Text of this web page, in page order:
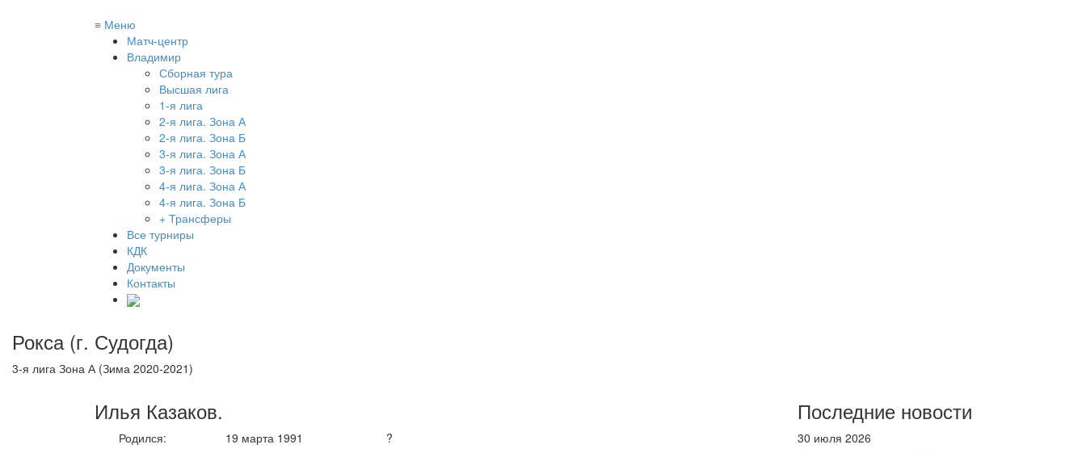
≡ Меню
Матч-центр
Владимир
Сборная тура
Высшая лига
1-я лига
2-я лига. Зона А
2-я лига. Зона Б
3-я лига. Зона А
3-я лига. Зона Б
4-я лига. Зона А
4-я лига. Зона Б
+ Трансферы
Все турниры
КДК
Документы
Контакты
Рокса (г. Судогда)
3-я лига Зона А (Зима 2020-2021)
Илья Казаков.
Родился:
19 марта 1991
?
Последние новости
30 июля 2026